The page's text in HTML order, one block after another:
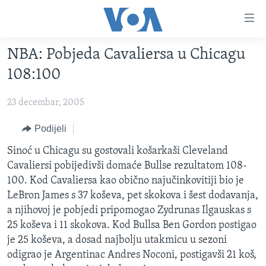
glavni
sadržaj
na
navigaciju
Idi
na
pretragu
FOTOGRAFIJE DANA
VIJESTI
SJEDINJENE AMERIČKE DRŽAVE
BOSNA I HERCEGOVINA
SVIJET
NAUKA I TEHNOLOGIJA
SPECIJALNI PROJEKTI
KORUPCIJA
SLOBODA MEDIJA
ŽENSKA STRANA
IZBJEGLIČKA STRANA
NBA: Pobjeda Cavaliersa u Chicagu
108:100
23 decembar, 2005
Podijeli
Sinoć u Chicagu su gostovali košarkaši Cleveland
Cavaliersi pobijedivši domaće Bullse rezultatom 108-
100. Kod Cavaliersa kao obično najučinkovitiji bio je
LeBron James s 37 koševa, pet skokova i šest dodavanja,
a njihovoj je pobjedi pripomogao Zydrunas Ilgauskas s
25 koševa i 11 skokova. Kod Bullsa Ben Gordon postigao
je 25 koševa, a dosad najbolju utakmicu u sezoni
odigrao je Argentinac Andres Noconi, postigavši 21 koš,